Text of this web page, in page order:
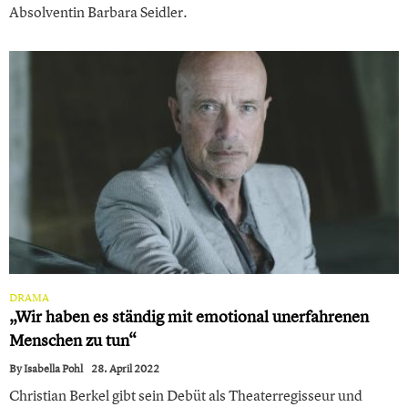
Absolventin Barbara Seidler.
DRAMA
„Wir haben es ständig mit emotional unerfahrenen
Menschen zu tun“
ByIsabella Pohl 28. April 2022
Christian Berkel gibt sein Debüt als Theaterregisseur und